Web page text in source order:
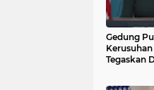
Gedung
Tegaskan